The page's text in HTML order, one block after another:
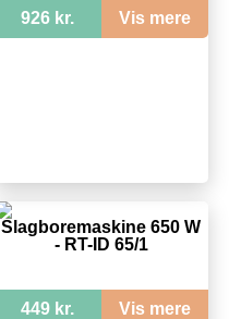
926 kr. Vis mere
Slagboremaskine 650 W
- RT-ID 65/1
449 kr. Vis mere